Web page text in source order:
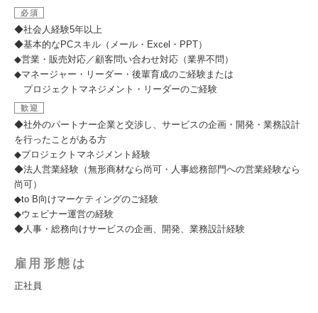
必須
◆社会人経験5年以上
◆基本的なPCスキル（メール・Excel・PPT）
◆営業・販売対応／顧客問い合わせ対応（業界不問）
◆マネージャー・リーダー・後輩育成のご経験または
プロジェクトマネジメント・リーダーのご経験
歓迎
◆社外のパートナー企業と交渉し、サービスの企画・開発・業務設計
を行ったことがある方
◆プロジェクトマネジメント経験
◆法人営業経験（無形商材なら尚可・人事総務部門への営業経験なら
尚可）
◆to B向けマーケティングのご経験
◆ウェビナー運営の経験
◆人事・総務向けサービスの企画、開発、業務設計経験
雇用形態は
正社員